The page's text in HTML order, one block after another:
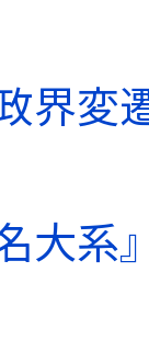
界変
大